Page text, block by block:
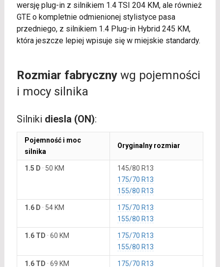
wersję plug-in z silnikiem 1.4 TSI 204 KM, ale również
GTE o kompletnie odmienionej stylistyce pasa
przedniego, z silnikiem 1.4 Plug-in Hybrid 245 KM,
która jeszcze lepiej wpisuje się w miejskie standardy.
Rozmiar fabrycznywg pojemności
i mocy silnika
Silniki diesla (ON):
Pojemność i moc
silnika
Oryginalny rozmiar
1.5 D · 50 KM
145/80 R13
175/70 R13
155/80 R13
1.6 D · 54 KM
175/70 R13
155/80 R13
1.6 TD · 60 KM
175/70 R13
155/80 R13
1.6 TD · 69 KM 175/70 R13